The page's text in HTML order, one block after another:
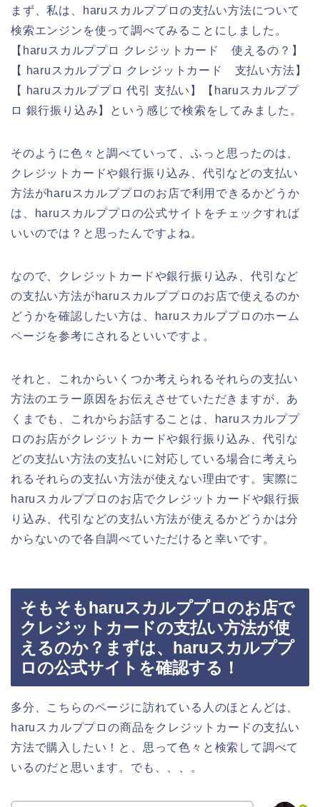
まず、私は、haruスカルププロの支払い方法について
検索エンジンを使って調べてみることにしました。
【haruスカルププロ クレジットカード 使えるの？】
【 haruスカルププロ クレジットカード 支払い方法】
【 haruスカルププロ 代引 支払い】【haruスカルププ
ロ 銀行振り込み】という感じで検索をしてみました。
そのように色々と調べていって、ふっと思ったのは、
クレジットカードや銀行振り込み、代引などの支払い
方法がharuスカルププロのお店で利用できるかどうか
は、haruスカルププロの公式サイトをチェックすれば
いいのでは？と思ったんですよね。
なので、クレジットカードや銀行振り込み、代引など
の支払い方法がharuスカルププロのお店で使えるのか
どうかを確認したい方は、haruスカルププロのホーム
ページを参考にされるといいですよ。
それと、これからいくつか考えられるそれらの支払い
方法のエラー原因をお伝えさせていただきますが、あ
くまでも、これからお話することは、haruスカルププ
ロのお店がクレジットカードや銀行振り込み、代引な
どの支払い方法の支払いに対応している場合に考えら
れるそれらの支払い方法が使えない理由です。実際に
haruスカルププロのお店でクレジットカードや銀行振
り込み、代引などの支払い方法が使えるかどうかは分
からないので各自調べていただけると幸いです。
そもそもharuスカルププロのお店で
クレジットカードの支払い方法が使
えるのか？まずは、haruスカルププ
ロの公式サイトを確認する！
多分、こちらのページに訪れている人のほとんどは、
haruスカルププロの商品をクレジットカードの支払い
方法で購入したい！と、思って色々と検索して調べて
いるのだと思います。でも、、、。